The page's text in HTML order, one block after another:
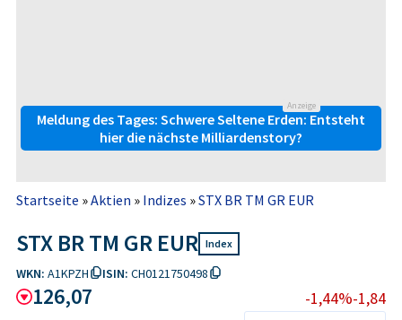
Anzeige
Meldung des Tages: Schwere Seltene Erden: Entsteht
hier die nächste Milliardenstory?
Startseite »Aktien » Indizes »STX BR TM GR EUR
STX BR TM GR EUR Index
WKN: A1KPZH ISIN: CH0121750498
126,07 -1,44%-1,84